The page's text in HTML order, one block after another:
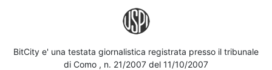
BitCity e' una testata giornalistica registrata presso il tribunale
di Como , n. 21/2007 del 11/10/2007